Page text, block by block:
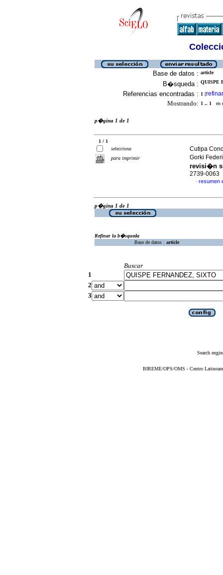
Base de datos : article
B�squeda : QUISPE
Referencias encontradas : 1 [refinar
Mostrando: 1 .. 1 en
p�gina 1 de 1
1 / 1
selecciona
para imprimir
Cutipa
Gorki
revisi�n
2739-0063
· resumen
p�gina 1 de 1
Refinar la b�squeda
Base de datos : article
Buscar
1
2
3
Search
BIREME/OPS/OMS - Centro